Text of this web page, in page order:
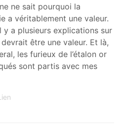
ne sait pourquoi la
a véritablement une valeur.
y a plusieurs explications sur
être une valeur. Et là,
les furieux de l’étalon or
sont partis avec mes